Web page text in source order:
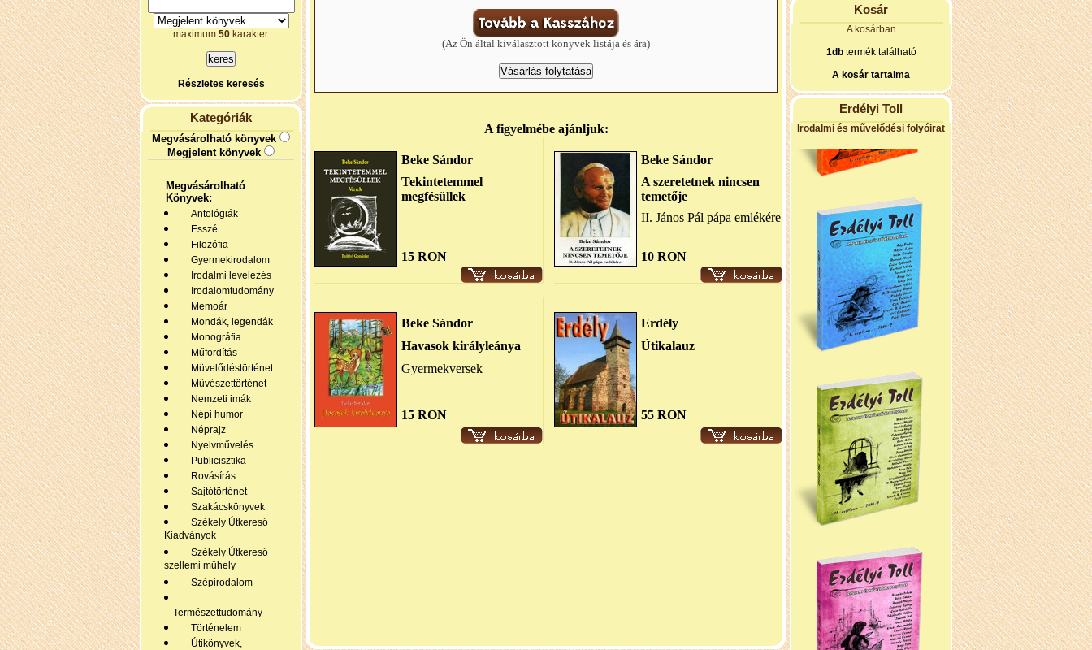
maximum 50karakter.
Részletes keresés
Kategóriák
Megvásárolható könyvek
Megjelent könyvek
Megvásárolható
Könyvek:
Antológiák
Esszé
Filozófia
Gyermekirodalom
Irodalmi levelezés
Irodalomtudomány
Memoár
Mondák, legendák
Monográfia
Műfordítás
Müvelődéstörténet
Művészettörténet
Nemzeti imák
Népi humor
Néprajz
Nyelvművelés
Publicisztika
Rovásírás
Sajtótörténet
Szakácskönyvek
Székely Útkereső
Kiadványok
Székely Útkereső
szellemi műhely
Szépirodalom
Természettudomány
Történelem
Útikönyvek,
(Az Ön által kiválasztott könyvek listája és ára)
A figyelmébe ajánljuk:
Beke Sándor
Tekintetemmel
megfésüllek
15 RON
Beke Sándor
A szeretetnek nincsen
temetője
II. János Pál pápa emlékére
10 RON
Beke Sándor
Havasok királyleánya
Gyermekversek
15 RON
Erdély
Útikalauz
55 RON
Kosár
A kosárban
1dbtermék található
A kosár tartalma
Erdélyi Toll
Irodalmi és művelődési folyóirat